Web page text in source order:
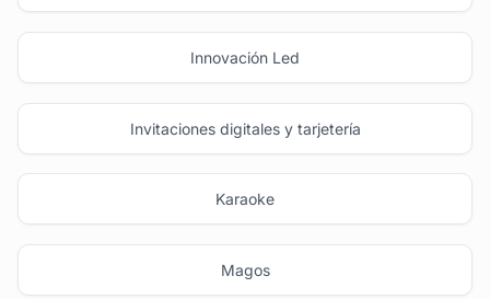
Innovación Led
Invitaciones digitales y tarjetería
Karaoke
Magos